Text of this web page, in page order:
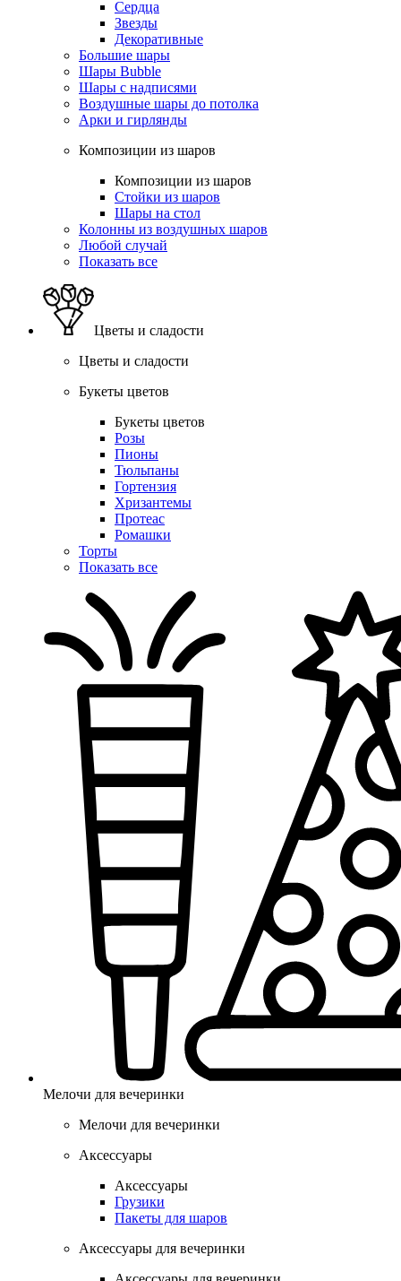
Сердца
Звезды
Декоративные
Большие шары
Шары Bubble
Шары с надписями
Воздушные шары до потолка
Арки и гирлянды
Композиции из шаров
Композиции из шаров
Стойки из шаров
Шары на стол
Колонны из воздушных шаров
Любой случай
Показать все
Цветы и сладости
Цветы и сладости
Букеты цветов
Букеты цветов
Розы
Пионы
Тюльпаны
Гортензия
Хризантемы
Протеас
Ромашки
Торты
Показать все
Мелочи для вечеринки
Мелочи для вечеринки
Аксессуары
Аксессуары
Грузики
Пакеты для шаров
Аксессуары для вечеринки